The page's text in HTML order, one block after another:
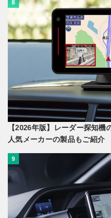
8
【2026年版】レーダー探知機
人気メーカーの製品もご紹介
9